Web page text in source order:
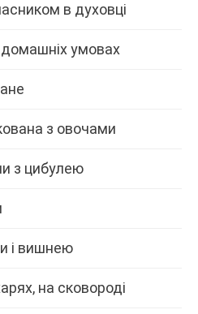
в духовці
домашніх умовах
з овочами
з цибулею
і вишнею
на сковороді